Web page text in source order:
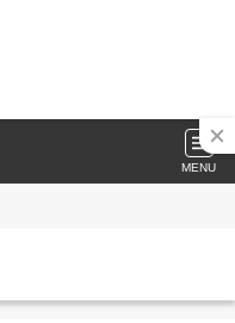
MENU